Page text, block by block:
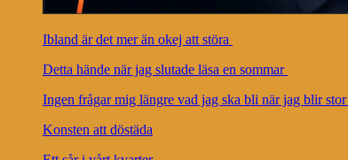
Ibland är det mer än okej att störa
Detta hände när jag slutade läsa en sommar
Ingen frågar mig längre vad jag ska bli när jag blir stor
Konsten att döstäda